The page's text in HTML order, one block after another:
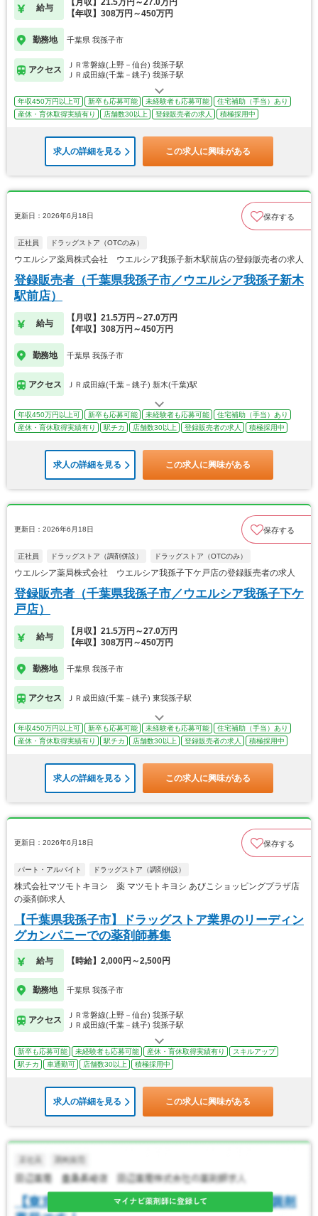
給与
【月収】21.5万円～27.0万円
【年収】308万円～450万円
勤務地 千葉県 我孫子市
アクセス
ＪＲ常磐線(上野－仙台) 我孫子駅
ＪＲ成田線(千葉－銚子) 我孫子駅
年収450万円以上可 新卒も応募可能 未経験者も応募可能
住宅補助（手当）あり
産休・育休取得実績有り
店舗数30以上 登録販売者の求人 積極採用中
求人の詳細を見る この求人に興味がある
更新日：2026年6月18日 保存する
正社員 ドラッグストア（OTCのみ）
ウエルシア薬局株式会社 ウエルシア我孫子新木駅前店の登録販売者の求人
登録販売者（千葉県我孫子市／ウエルシア我孫子新木
駅前店）
給与
【月収】21.5万円～27.0万円
【年収】308万円～450万円
勤務地 千葉県 我孫子市
アクセス ＪＲ成田線(千葉－銚子) 新木(千葉)駅
年収450万円以上可 新卒も応募可能 未経験者も応募可能
住宅補助（手当）あり
産休・育休取得実績有り
駅チカ 店舗数30以上 登録販売者の求人 積極採用中
求人の詳細を見る この求人に興味がある
更新日：2026年6月18日 保存する
正社員 ドラッグストア（調剤併設） ドラッグストア（OTCのみ）
ウエルシア薬局株式会社 ウエルシア我孫子下ケ戸店の登録販売者の求人
登録販売者（千葉県我孫子市／ウエルシア我孫子下ケ
戸店）
給与
【月収】21.5万円～27.0万円
【年収】308万円～450万円
勤務地 千葉県 我孫子市
アクセス ＪＲ成田線(千葉－銚子) 東我孫子駅
年収450万円以上可 新卒も応募可能 未経験者も応募可能
住宅補助（手当）あり
産休・育休取得実績有り
駅チカ 店舗数30以上 登録販売者の求人 積極採用中
求人の詳細を見る この求人に興味がある
更新日：2026年6月18日 保存する
パート・アルバイト ドラッグストア（調剤併設）
株式会社マツモトキヨシ 薬 マツモトキヨシ あびこショッピングプラザ店
の薬剤師求人
【千葉県我孫子市】ドラッグストア業界のリーディン
グカンパニーでの薬剤師募集
給与 【時給】2,000円～2,500円
勤務地 千葉県 我孫子市
アクセス
ＪＲ常磐線(上野－仙台) 我孫子駅
ＪＲ成田線(千葉－銚子) 我孫子駅
新卒も応募可能 未経験者も応募可能 産休・育休取得実績有り
スキルアップ
駅チカ
車通勤可 店舗数30以上 積極採用中
求人の詳細を見る この求人に興味がある